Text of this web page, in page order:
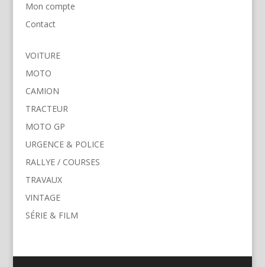
Mon compte
Contact
VOITURE
MOTO
CAMION
TRACTEUR
MOTO GP
URGENCE & POLICE
RALLYE / COURSES
TRAVAUX
VINTAGE
SÉRIE & FILM